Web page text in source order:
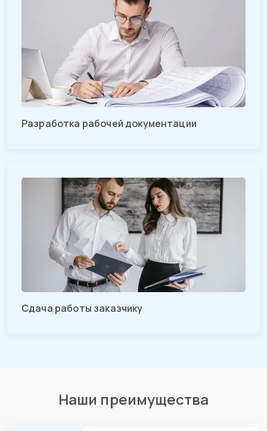
Разработка рабочей документации
Сдача работы заказчику
Наши преимущества